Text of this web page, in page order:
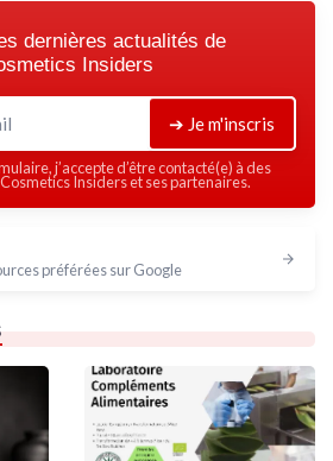
dernières actualités de
Insiders
➔ Je m'inscris
j’accepte d’être contacté(e) à des
Insiders et ses partenaires.
préférées sur Google